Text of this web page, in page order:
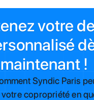
votre
maintenant !
Syndic Paris
copropriété en